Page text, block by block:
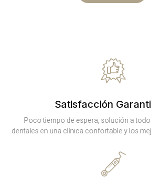
Satisfacción
Poco tiempo de espera, solución a
dentales en una clínica confortable y los